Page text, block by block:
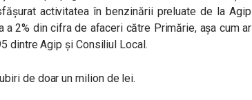
activitatea în benzinării preluate de la Agip
2% din cifra de afaceri către Primărie, așa cum ar
dintre Agip și Consiliul Local.
de doar un milion de lei.